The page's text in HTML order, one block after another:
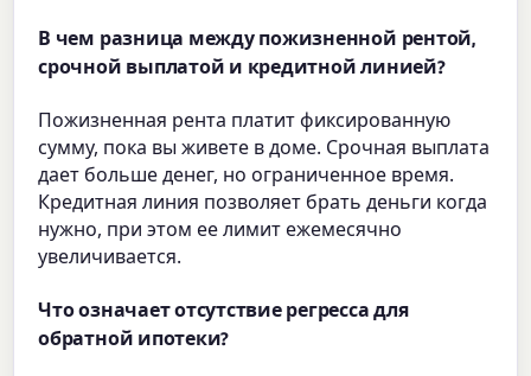
В чем разница между пожизненной рентой,
срочной выплатой и кредитной линией?
Пожизненная рента платит фиксированную
сумму, пока вы живете в доме. Срочная выплата
дает больше денег, но ограниченное время.
Кредитная линия позволяет брать деньги когда
нужно, при этом ее лимит ежемесячно
увеличивается.
Что означает отсутствие регресса для
обратной ипотеки?